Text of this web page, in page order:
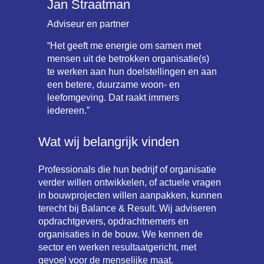
Jan Straatman
Adviseur en partner
“Het geeft me energie om samen met
mensen uit de betrokken organisatie(s)
te werken aan hun doelstellingen en aan
een betere, duurzame woon- en
leefomgeving. Dat raakt immers
iedereen.”
Wat wij belangrijk vinden
Professionals die hun bedrijf of organisatie
verder willen ontwikkelen, of actuele vragen
in bouwprojecten willen aanpakken, kunnen
terecht bij Balance & Result. Wij adviseren
opdrachtgevers, opdrachtnemers en
organisaties in de bouw. We kennen de
sector en werken resultaatgericht, met
gevoel voor de menselijke maat.